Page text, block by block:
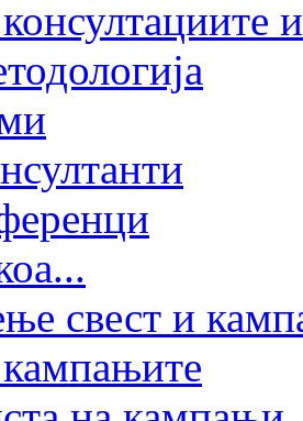
свест и